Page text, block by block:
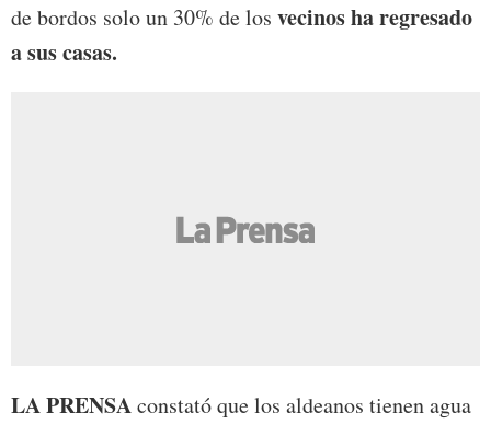
de bordos solo un 30% de los vecinos ha regresado
a sus casas.
LA PRENSAconstató que los aldeanos tienen agua